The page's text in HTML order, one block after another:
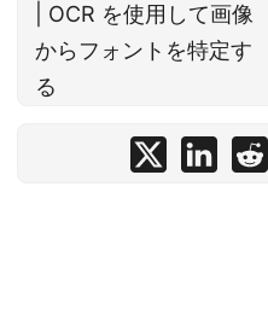
| OCR を使用して画像
からフォントを特定す
る